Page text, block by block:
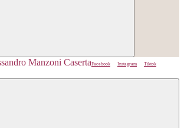
Facebook Instagram
Tiktok